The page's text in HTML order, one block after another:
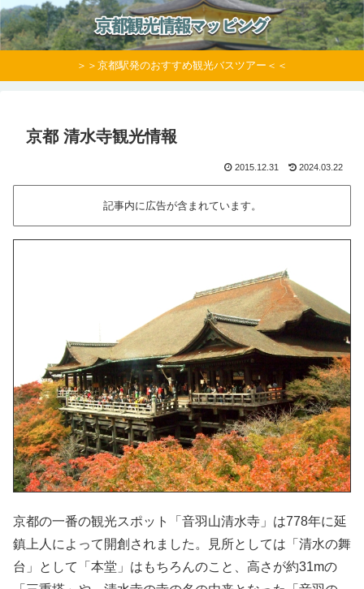
＞＞京都駅発のおすすめ観光バスツアー＜＜
京都 清水寺観光情報
2015.12.31 2024.03.22
記事内に広告が含まれています。
京都の一番の観光スポット「音羽山清水寺」は778年に延
鎮上人によって開創されました。見所としては「清水の舞
台」として「本堂」はもちろんのこと、高さが約31mの